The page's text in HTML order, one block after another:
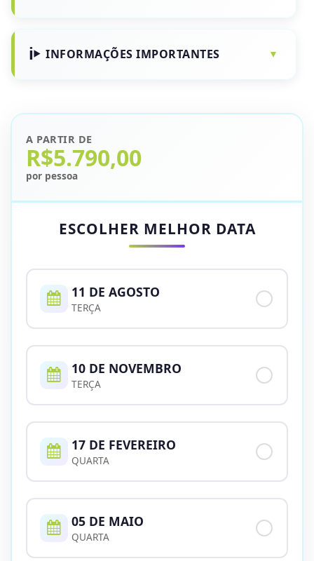
INFORMAÇÕES IMPORTANTES
A PARTIR DE
R$5.790,00
por pessoa
ESCOLHER MELHOR DATA
11 DE AGOSTO
TERÇA
10 DE NOVEMBRO
TERÇA
17 DE FEVEREIRO
QUARTA
05 DE MAIO
QUARTA